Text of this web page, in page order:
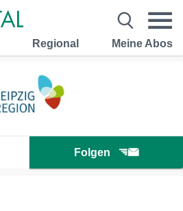
Regional Meine Abos
Folgen